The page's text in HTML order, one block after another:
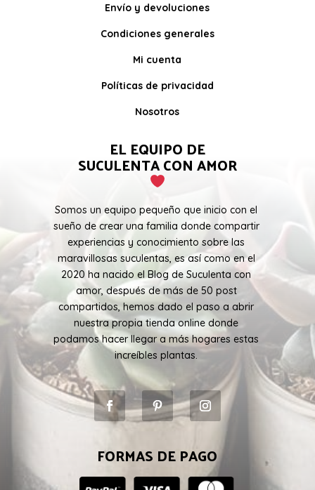
Envío y devoluciones
Condiciones generales
Mi cuenta
Políticas de privacidad
Nosotros
EL EQUIPO DE
SUCULENTA CON AMOR
Somos un equipo pequeño que inicio con el
sueño de crear una familia donde compartir
experiencias y conocimiento sobre las
maravillosas suculentas, es así como en el
2020 ha nacido el Blog de Suculenta con
amor, después de más de 50 post
compartidos, hemos dado el paso a abrir
nuestra propia tienda online donde
podamos hacer llegar a más hogares estas
increíbles plantas.
FORMAS DE PAGO